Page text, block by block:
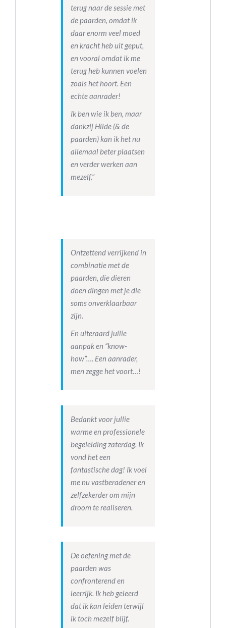
terug naar de sessie met
de paarden, omdat ik
daar enorm veel moed
en kracht heb uit geput,
en vooral omdat ik me
terug heb kunnen voelen
zoals het hoort. Een
echte aanrader!
Ik ben wie ik ben, maar
dankzij Hilde (& de
paarden) kan ik het nu
allemaal beter plaatsen
en verder werken aan
mezelf.”
Ontzettend verrijkend in
combinatie met de
paarden, die dieren
doen dingen met je die
soms onverklaarbaar
zijn.
En uiteraard jullie
aanpak en “know-
how”…. Een aanrader,
men zegge het voort…!
Bedankt voor jullie
warme en professionele
begeleiding zaterdag. Ik
vond het een
fantastische dag! Ik voel
me nu vastberadener en
zelfzekerder om mijn
droom te realiseren.
De oefening met de
paarden was
confronterend en
leerrijk. Ik heb geleerd
dat ik kan leiden terwijl
ik toch mezelf blijf.